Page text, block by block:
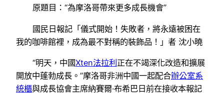
原題目：“為摩洛哥帶來更多成長機會”
國民日報記「儀式開始！失敗者，將永遠被困在
我的咖啡館裡，成為最不對稱的裝飾品！」者 沈小曉
“明天，中國Xten法拉利正在不竭深化改造和擴展
開放中蓬勃成長。”摩洛哥非洲中國一起配合辦公室系
統櫃與成長協會主席納賽爾·布希巴日前在接收本報記